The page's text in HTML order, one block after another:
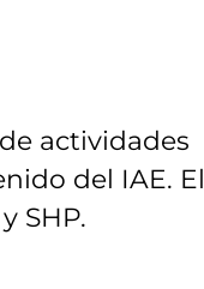
actividades
del IAE. El
SHP.